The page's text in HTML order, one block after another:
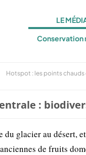
LE
Conservation
Hotspot : les points
:
glacier au désert,
de fruits